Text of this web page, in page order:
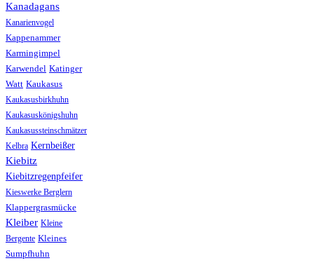
Kanadagans
Kanarienvogel
Kappenammer
Karmingimpel
Karwendel Katinger
Watt Kaukasus
Kaukasusbirkhuhn
Kaukasuskönigshuhn
Kaukasussteinschmätzer
Kelbra Kernbeißer
Kiebitz
Kiebitzregenpfeifer
Kieswerke Berglern
Klappergrasmücke
Kleiber Kleine
Bergente Kleines
Sumpfhuhn